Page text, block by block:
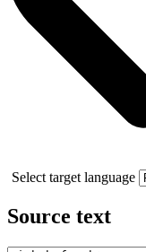
Select target language
Source text